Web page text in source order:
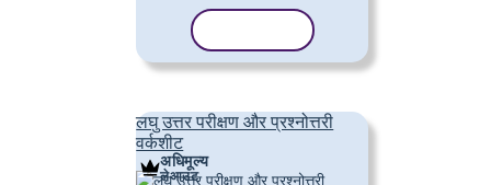
लघु उत्तर परीक्षण और प्रश्नोत्तरी
वर्कशीट
अधिमूल्य
लेआउट